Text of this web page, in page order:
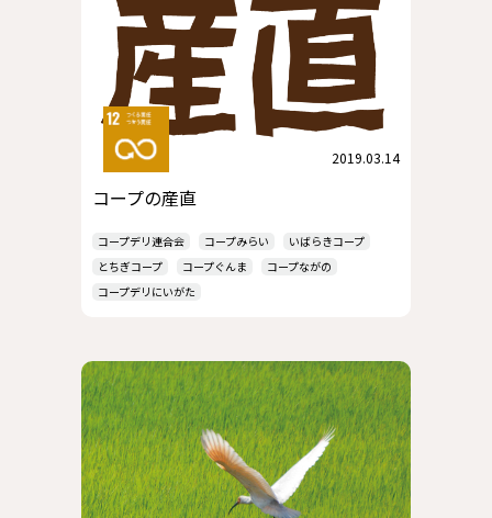
2019.03.14
コープの産直
コープデリ連合会 コープみらい
いばらきコープ
とちぎコープ
コープぐんま
コープながの
コープデリにいがた